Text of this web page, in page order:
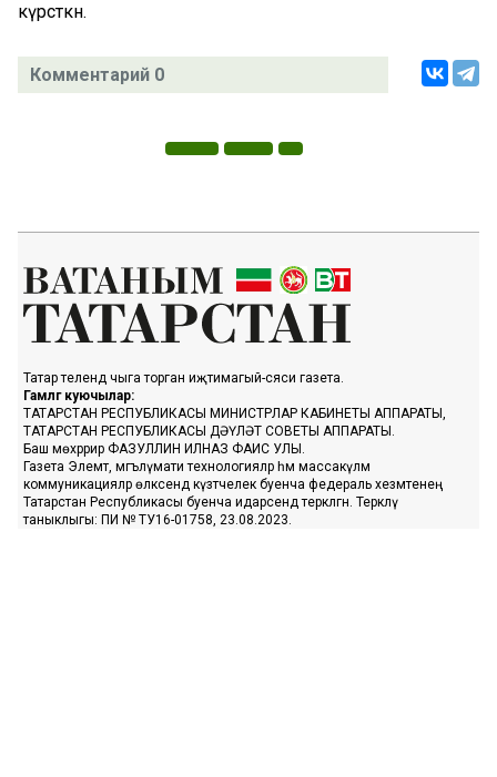
күрсәткән.
Комментарий 0
Татар телендә чыга торган иҗтимагый-сәяси газета.
Гамәлгә куючылар:
ТАТАРСТАН РЕСПУБЛИКАСЫ МИНИСТРЛАР КАБИНЕТЫ АППАРАТЫ,
ТАТАРСТАН РЕСПУБЛИКАСЫ ДӘҮЛӘТ СОВЕТЫ АППАРАТЫ.
Баш мөхәррир ФАЗУЛЛИН ИЛНАЗ ФАИС УЛЫ.
Газета Элемтә, мәгълүмати технологияләр һәм массакүләм
коммуникацияләр өлкәсендә күзәтчелек буенча федераль хезмәтенең
Татарстан Республикасы буенча идарәсендә теркәлгән. Теркәлү
таныклыгы: ПИ № ТУ16-01758, 23.08.2023.